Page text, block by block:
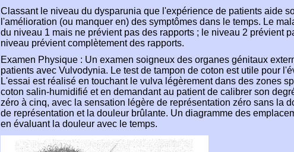
Classant le niveau du dysparunia que l'expérience de patients aide
l'amélioration (ou manquer en) des symptômes dans le temps. Le
du niveau 1 mais ne prévient pas des rapports ; le niveau 2 prévient
niveau prévient complètement des rapports.
Examen Physique : Un examen soigneux des organes génitaux
patients avec Vulvodynia. Le test de tampon de coton est utile pour
L'essai est réalisé en touchant le vulva légèrement dans des zones
coton salin-humidifié et en demandant au patient de calibrer son
zéro à cinq, avec la sensation légère de représentation zéro sans la
de représentation et la douleur brûlante. Un diagramme des
en évaluant la douleur avec le temps.